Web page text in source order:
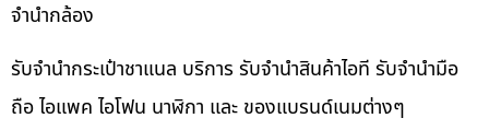
จำนำกล้อง
รับจำนำกระเป๋าชาแนล บริการ รับจำนำสินค้าไอที รับจำนำมือ
ถือ ไอแพค ไอโฟน นาฬิกา และ ของแบรนด์เนมต่างๆ